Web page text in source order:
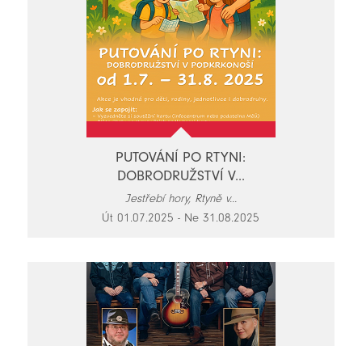
PUTOVÁNÍ PO RTYNI:
DOBRODRUŽSTVÍ V...
Jestřebí hory, Rtyně v...
Út 01.07.2025 - Ne 31.08.2025